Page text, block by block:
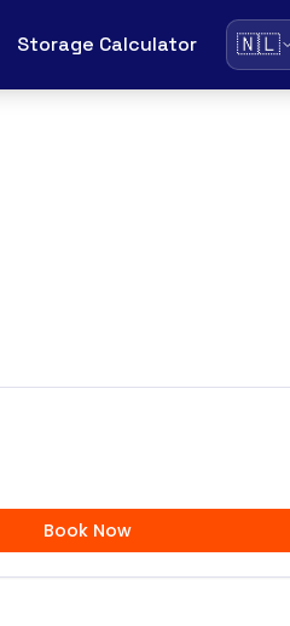
Storage Calculator 🇳🇱
Book Now